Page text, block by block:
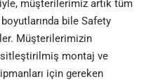
müşterilerimiz artık tüm
bile Safety
Müşterilerimizin
montaj ve
için gereken